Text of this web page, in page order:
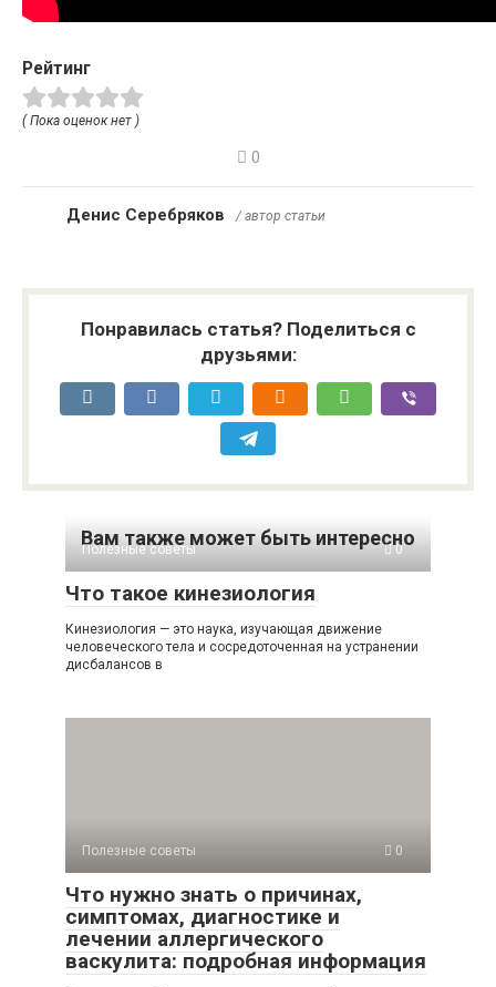
Рейтинг
( Пока оценок нет )
0
Денис Серебряков / автор статьи
Понравилась статья? Поделиться с
друзьями:
Вам также может быть интересно
Полезные советы 0
Что такое кинезиология
Кинезиология — это наука, изучающая движение
человеческого тела и сосредоточенная на устранении
дисбалансов в
Полезные советы 0
Что нужно знать о причинах,
симптомах, диагностике и
лечении аллергического
васкулита: подробная информация